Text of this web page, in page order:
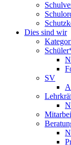
Dies sind wir
SV